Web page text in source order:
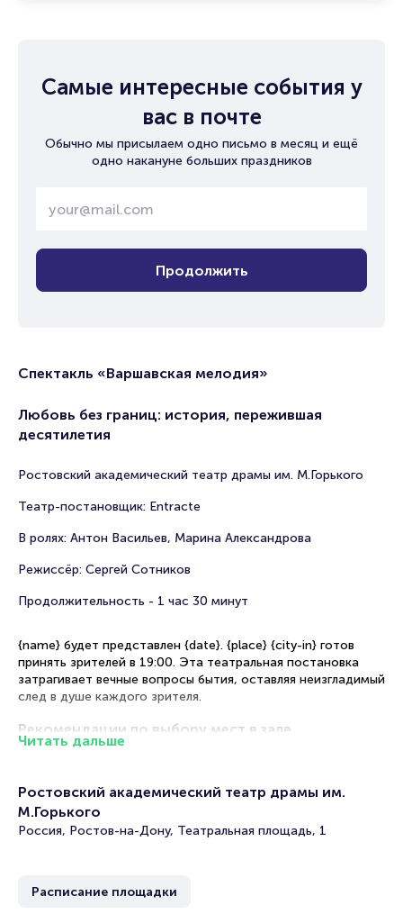
Самые интересные события у
вас в почте
Обычно мы присылаем одно письмо в месяц и ещё
одно накануне больших праздников
Продолжить
Спектакль «Варшавская мелодия»
Любовь без границ: история, пережившая
десятилетия
Ростовский академический театр драмы им. М.Горького
Театр-постановщик: Entracte
В ролях: Антон Васильев, Марина Александрова
Режиссёр: Сергей Сотников
Продолжительность - 1 час 30 минут
{name} будет представлен {date}. {place} {city-in} готов
принять зрителей в 19:00. Эта театральная постановка
затрагивает вечные вопросы бытия, оставляя неизгладимый
след в душе каждого зрителя.
Рекомендации по выбору мест в зале
расстояние для считывания тонких эмоциональных
состояний актеров и погружения в психологическую
глубину персонажей
Бельэтаж — удачный компромисс между ценой и
Балкон — доступный вариант с хорошим обзором общей
Читать дальше
Ростовский академический театр драмы им.
М.Горького
Россия, Ростов-на-Дону, Театральная площадь, 1
Расписание площадки